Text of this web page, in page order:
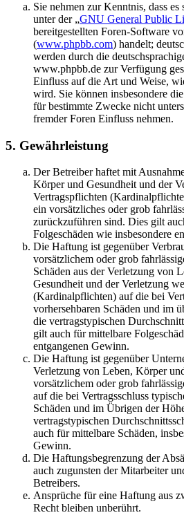
Sie nehmen zur Kenntnis, dass
unter der „GNU General Public
bereitgestellten Foren-Software
(www.phpbb.com) handelt;
werden durch die
www.phpbb.de zur Verfügung
Einfluss auf die Art und Weise,
wird. Sie können insbesondere
für bestimmte Zwecke nicht
fremder Foren Einfluss nehmen.
5. Gewährleistung
Der Betreiber haftet mit
Körper und Gesundheit und der
Vertragspflichten
ein vorsätzliches oder grob
zurückzuführen sind. Dies gilt
Folgeschäden wie insbesondere
Die Haftung ist gegenüber
vorsätzlichem oder grob
Schäden aus der Verletzung von
Gesundheit und der Verletzung
(Kardinalpflichten) auf die bei
vorhersehbaren Schäden und im
die vertragstypischen
gilt auch für mittelbare
entgangenen Gewinn.
Die Haftung ist gegenüber
Verletzung von Leben, Körper
vorsätzlichem oder grob
auf die bei Vertragsschluss
Schäden und im Übrigen der
vertragstypischen
auch für mittelbare Schäden,
Gewinn.
Die Haftungsbegrenzung der
auch zugunsten der Mitarbeiter
Betreibers.
Ansprüche für eine Haftung aus
Recht bleiben unberührt.